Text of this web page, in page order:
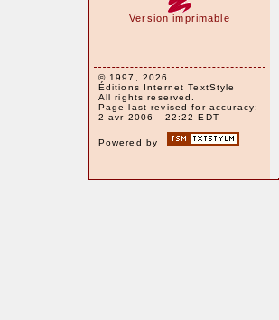
Version imprimable
© 1997, 2026
Éditions Internet TextStyle
All rights reserved.
Page last revised for accuracy:
2 avr 2006 - 22:22 EDT
Powered by